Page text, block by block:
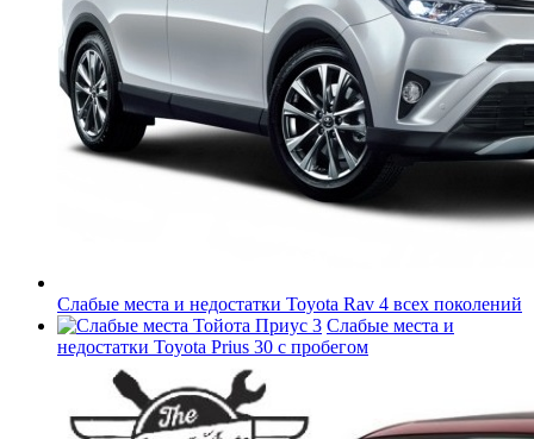
Слабые места и недостатки Toyota Rav 4 всех поколений
Слабые места и
недостатки Toyota Prius 30 с пробегом